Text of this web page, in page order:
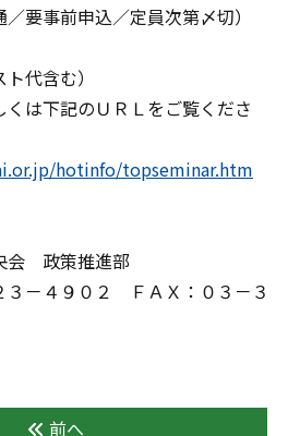
要事前申込／定員次第〆切）
代含む）
は下記のＵＲＬをご覧くださ
hotinfo/topseminar.htm
会 政策推進部
３－４９０２ ＦＡＸ：０３－３
前へ